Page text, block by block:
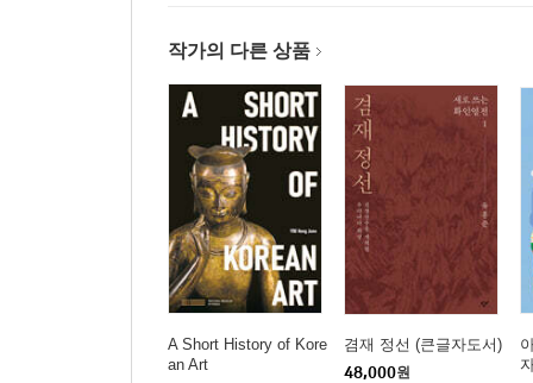
탐라국 순례 3―오현단
제주의 삼보(三寶)와 영주십경( 瀛州十景)
무근성 / 오현단 / 귤림서원 / 향현사 / 제주성터 / 『
사라봉 / 만덕할머니 / 김만덕 기념탑 / 한라수목원 /
제주의 서남쪽 1―하멜상선전시관
불로초를 찾아 오고, 태풍에 실려 오고
명월성 / 명월리 팽나무 군락 / 백난아 「찔레꽃」 /
하멜상선전시관 / 『하멜 보고서』 / 서복전시관
제주의 서남쪽 2―송악산
작가의 다른 상품
A Short History of Kore
an Art
겸재 정선 (큰글자도서)
48,000원